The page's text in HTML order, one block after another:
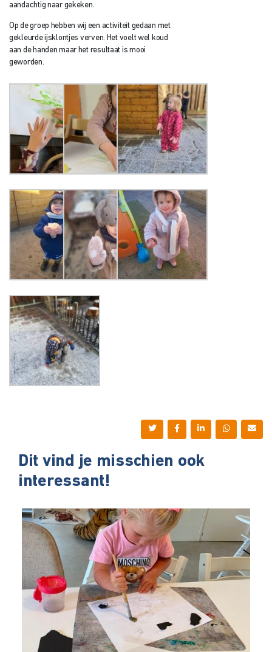
aandachtig naar gekeken.
Op de groep hebben wij een activiteit gedaan met
gekleurde ijsklontjes verven. Het voelt wel koud
aan de handen maar het resultaat is mooi
geworden.
Dit vind je misschien ook
interessant!